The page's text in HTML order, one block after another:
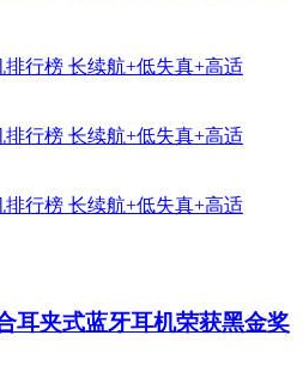
耳夹式蓝牙耳机荣获黑金奖